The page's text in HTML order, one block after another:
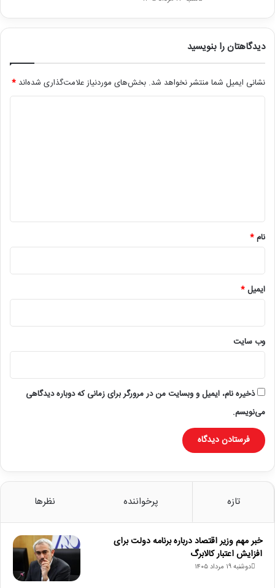
دیدگاهتان را بنویسید
نشانی ایمیل شما منتشر نخواهد شد. بخش‌های موردنیاز علامت‌گذاری شده‌اند *
نام*
ایمیل*
وب‌ سایت
ذخیره نام، ایمیل و وبسایت من در مرورگر برای زمانی که دوباره دیدگاهی
می‌نویسم.
تازه پرخواننده نظرها
خبر مهم وزیر اقتصاد درباره برنامه دولت برای
افزایش اعتبار کالابرگ
دوشنبه ۱۹ مرداد ۱۴۰۵